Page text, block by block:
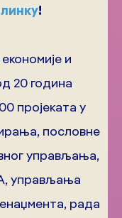
!
и
20 година
пројеката у
пословне
управљања,
управљања
рада